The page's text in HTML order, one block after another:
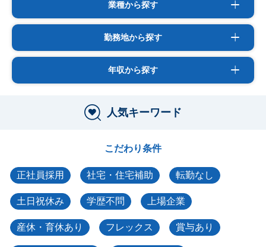
業種から探す
勤務地から探す
年収から探す
人気キーワード
こだわり条件
正社員採用 社宅・住宅補助 転勤なし
土日祝休み 学歴不問 上場企業
産休・育休あり フレックス 賞与あり